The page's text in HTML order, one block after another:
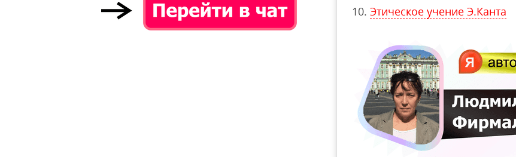
Этическое учение Э.Канта